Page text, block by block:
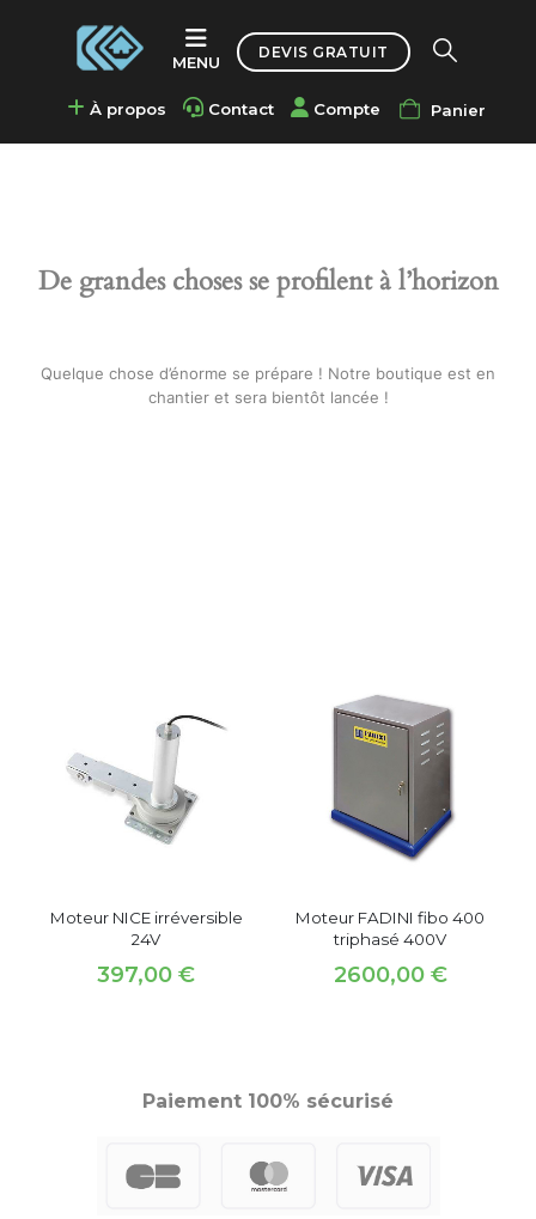
DEVIS GRATUIT
À propos Contact Compte Panier
Accueil
Portes et automatismes,
Motorisations de portails
Vérin BFT PHOBOS en 24 Volts
De grandes choses se profilent à l’horizon
Quelque chose d’énorme se prépare ! Notre boutique est en
chantier et sera bientôt lancée !
Moteur NICE irréversible
24V
397,00 €
Moteur FADINI fibo 400
triphasé 400V
2600,00 €
Paiement 100% sécurisé